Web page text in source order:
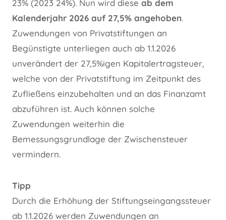
23% (2023 24%). Nun wird diese ab dem
Kalenderjahr 2026 auf 27,5% angehoben.
Zuwendungen von Privatstiftungen an
Begünstigte unterliegen auch ab 1.1.2026
unverändert der 27,5%igen Kapitalertragsteuer,
welche von der Privatstiftung im Zeitpunkt des
Zufließens einzubehalten und an das Finanzamt
abzuführen ist. Auch können solche
Zuwendungen weiterhin die
Bemessungsgrundlage der Zwischensteuer
vermindern.
Tipp
Durch die Erhöhung der Stiftungseingangssteuer
ab 1.1.2026 werden Zuwendungen an